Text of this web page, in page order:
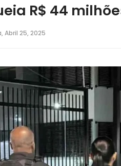
R$ 44
Abril 25, 2025